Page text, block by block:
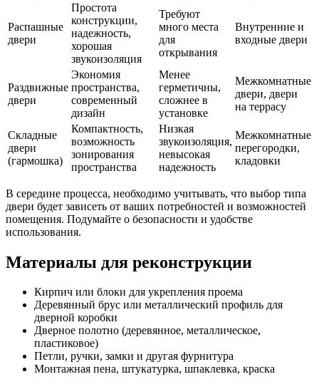
Распашные
двери
Простота
конструкции,
надежность,
хорошая
звукоизоляция
Требуют
много места
для
открывания
Внутренние и
входные двери
Раздвижные
двери
Экономия
пространства,
современный
дизайн
Менее
герметичны,
сложнее в
установке
Межкомнатные
двери, двери
на террасу
Складные
двери
(гармошка)
Компактность,
возможность
зонирования
пространства
Низкая
звукоизоляция,
невысокая
надежность
Межкомнатные
перегородки,
кладовки
В середине процесса, необходимо учитывать, что выбор типа
двери будет зависеть от ваших потребностей и возможностей
помещения. Подумайте о безопасности и удобстве
использования.
Материалы для реконструкции
Кирпич или блоки для укрепления проема
Деревянный брус или металлический профиль для
дверной коробки
Дверное полотно (деревянное, металлическое,
пластиковое)
Петли, ручки, замки и другая фурнитура
Монтажная пена, штукатурка, шпаклевка, краска